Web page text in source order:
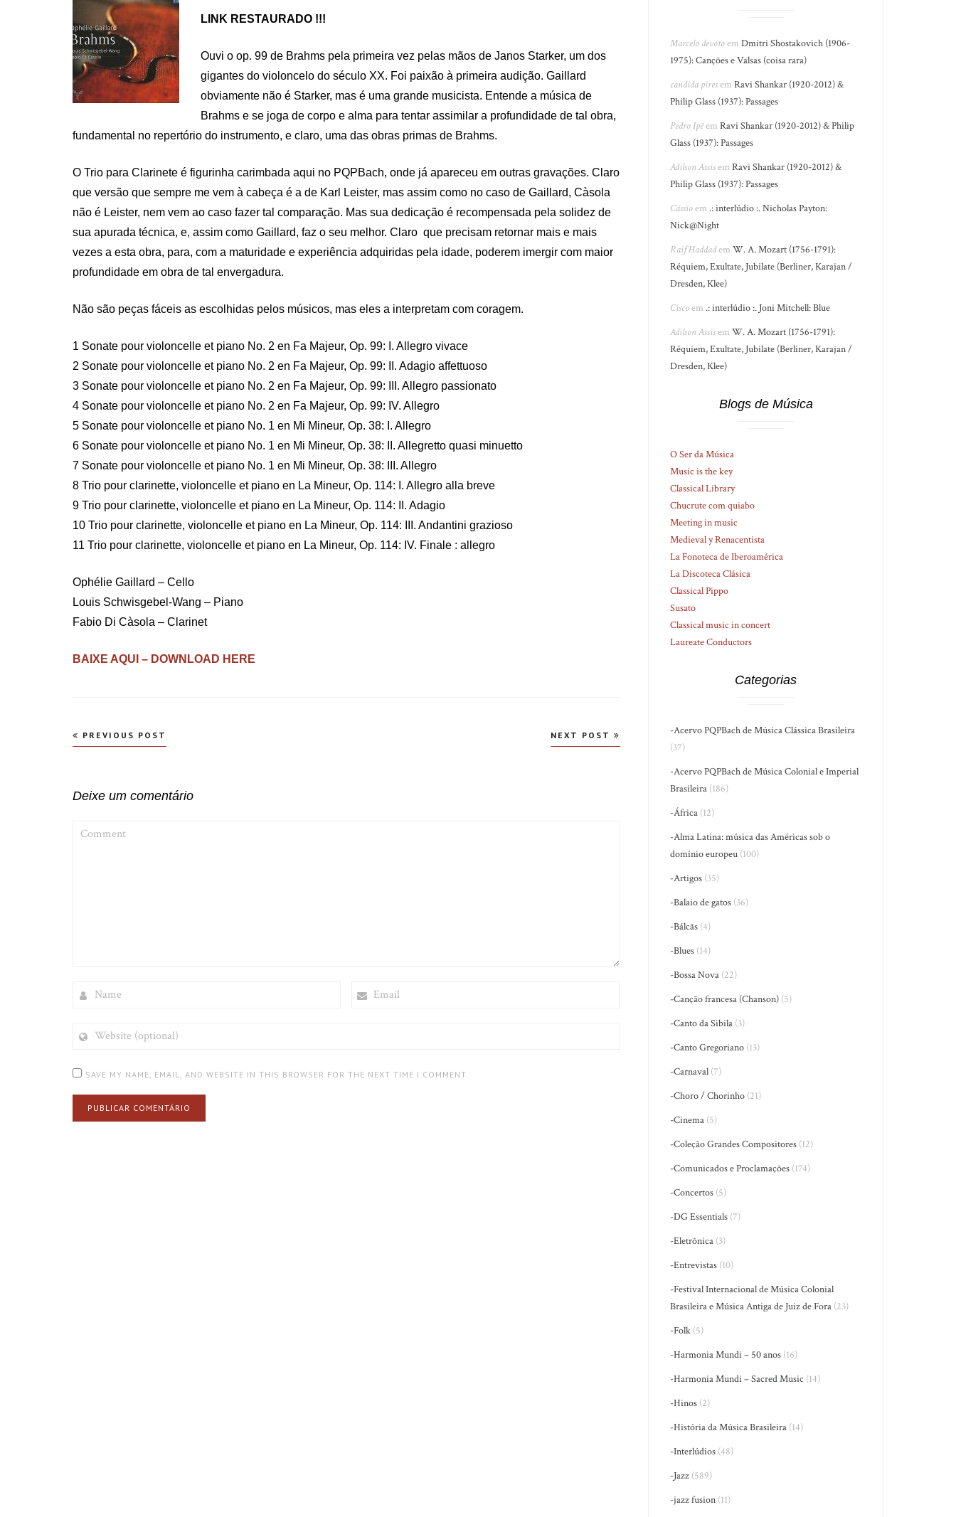
LINK RESTAURADO !!!
Ouvi o op. 99 de Brahms pela primeira vez pelas mãos de Janos Starker, um dos
gigantes do violoncelo do século XX. Foi paixão à primeira audição. Gaillard
obviamente não é Starker, mas é uma grande musicista. Entende a música de
Brahms e se joga de corpo e alma para tentar assimilar a profundidade de tal obra,
fundamental no repertório do instrumento, e claro, uma das obras primas de Brahms.
O Trio para Clarinete é figurinha carimbada aqui no PQPBach, onde já apareceu em outras gravações. Claro
que versão que sempre me vem à cabeça é a de Karl Leister, mas assim como no caso de Gaillard, Càsola
não é Leister, nem vem ao caso fazer tal comparação. Mas sua dedicação é recompensada pela solidez de
sua apurada técnica, e, assim como Gaillard, faz o seu melhor. Claro que precisam retornar mais e mais
vezes a esta obra, para, com a maturidade e experiência adquiridas pela idade, poderem imergir com maior
profundidade em obra de tal envergadura.
Não são peças fáceis as escolhidas pelos músicos, mas eles a interpretam com coragem.
1 Sonate pour violoncelle et piano No. 2 en Fa Majeur, Op. 99: I. Allegro vivace
2 Sonate pour violoncelle et piano No. 2 en Fa Majeur, Op. 99: II. Adagio affettuoso
3 Sonate pour violoncelle et piano No. 2 en Fa Majeur, Op. 99: III. Allegro passionato
4 Sonate pour violoncelle et piano No. 2 en Fa Majeur, Op. 99: IV. Allegro
5 Sonate pour violoncelle et piano No. 1 en Mi Mineur, Op. 38: I. Allegro
6 Sonate pour violoncelle et piano No. 1 en Mi Mineur, Op. 38: II. Allegretto quasi minuetto
7 Sonate pour violoncelle et piano No. 1 en Mi Mineur, Op. 38: III. Allegro
8 Trio pour clarinette, violoncelle et piano en La Mineur, Op. 114: I. Allegro alla breve
9 Trio pour clarinette, violoncelle et piano en La Mineur, Op. 114: II. Adagio
10 Trio pour clarinette, violoncelle et piano en La Mineur, Op. 114: III. Andantini grazioso
11 Trio pour clarinette, violoncelle et piano en La Mineur, Op. 114: IV. Finale : allegro
Ophélie Gaillard – Cello
Louis Schwisgebel-Wang – Piano
Fabio Di Càsola – Clarinet
BAIXE AQUI – DOWNLOAD HERE
Navegação
PREVIOUS POST NEXT POST
Deixe um comentário
(OPTIONAL)
SAVE MY NAME, EMAIL, AND WEBSITE IN THIS BROWSER FOR THE NEXT TIME I COMMENT.
Marcelo devotoemDmitri Shostakovich (1906-
1975): Canções e Valsas (coisa rara)
candida piresemRavi Shankar (1920-2012) &
Philip Glass (1937): Passages
Pedro IpêemRavi Shankar (1920-2012) & Philip
Glass (1937): Passages
Adilson AssisemRavi Shankar (1920-2012) &
Philip Glass (1937): Passages
Cássioem .: interlúdio :. Nicholas Payton:
Nick@Night
Raif HaddademW. A. Mozart (1756-1791):
Réquiem, Exultate, Jubilate (Berliner, Karajan /
Dresden, Klee)
Ciscoem .: interlúdio :. Joni Mitchell: Blue
Adilson AssisemW. A. Mozart (1756-1791):
Réquiem, Exultate, Jubilate (Berliner, Karajan /
Dresden, Klee)
Blogs de Música
O Ser da Música
Music is the key
Classical Library
Chucrute com quiabo
Meeting in music
Medieval y Renacentista
La Fonoteca de Iberoamérica
La Discoteca Clásica
Classical Pippo
Susato
Classical music in concert
Laureate Conductors
Categorias
-Acervo PQPBach de Música Clássica Brasileira
(37)
-Acervo PQPBach de Música Colonial e Imperial
Brasileira (186)
-África (12)
-Alma Latina: música das Américas sob o
domínio europeu (100)
-Artigos (35)
-Balaio de gatos (36)
-Bálcãs (4)
-Blues (14)
-Bossa Nova (22)
-Canção francesa (Chanson) (5)
-Canto da Sibila (3)
-Canto Gregoriano (13)
-Carnaval (7)
-Choro / Chorinho (21)
-Cinema (5)
-Coleção Grandes Compositores (12)
-Comunicados e Proclamações (174)
-Concertos (5)
-DG Essentials (7)
-Eletrônica (3)
-Entrevistas (10)
-Festival Internacional de Música Colonial
Brasileira e Música Antiga de Juiz de Fora (23)
-Folk (5)
-Harmonia Mundi – 50 anos (16)
-Harmonia Mundi – Sacred Music (14)
-Hinos (2)
-História da Música Brasileira (14)
-Interlúdios (48)
-Jazz (589)
-jazz fusion (11)